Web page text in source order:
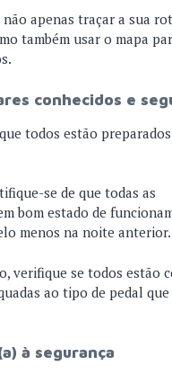
apenas traçar a sua
também usar o mapa
conhecidos e
todos estão
se de que todas as
bom estado de
menos na noite anterior.
verifique se todos estão
ao tipo de pedal que
à segurança